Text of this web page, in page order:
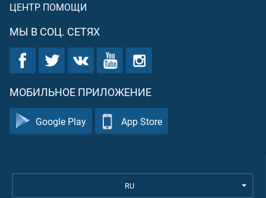
ЦЕНТР ПОМОЩИ
МЫ В СОЦ. СЕТЯХ
МОБИЛЬНОЕ ПРИЛОЖЕНИЕ
Google Play App Store
RU